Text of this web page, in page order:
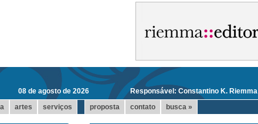
08 de agosto de 2026
Responsável: Constantino K. Riemma
artes serviços proposta contato busca »